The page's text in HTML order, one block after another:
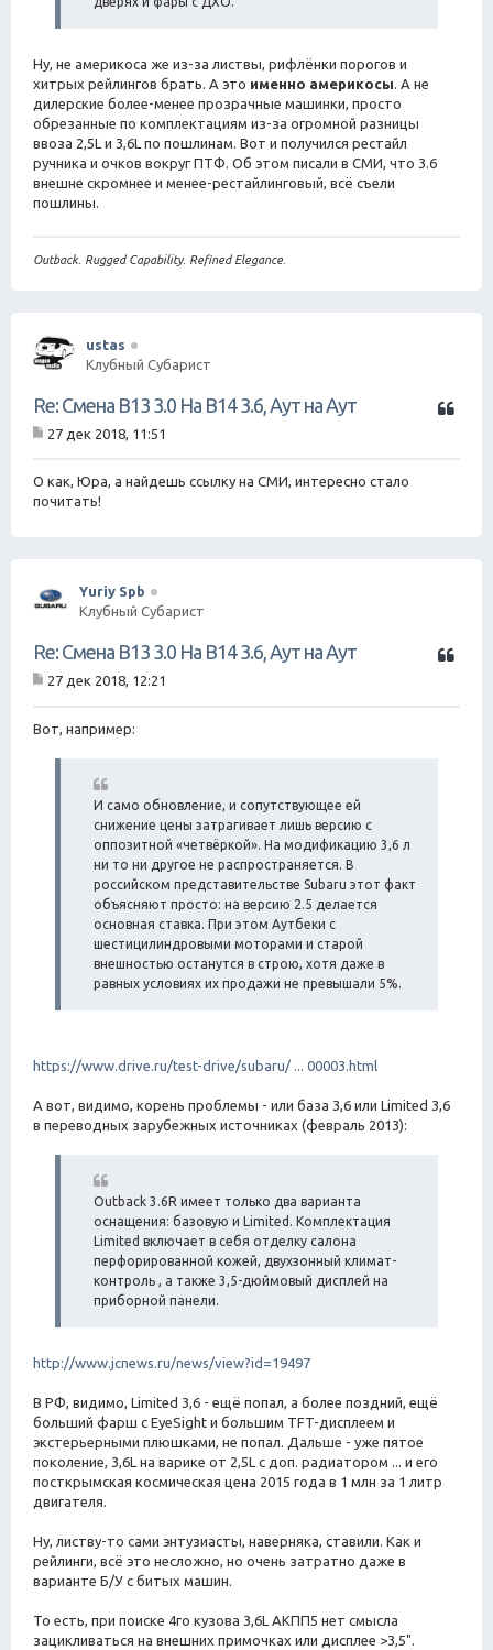
Ну, не америкоса же из-за листвы, рифлёнки порогов и
хитрых рейлингов брать. А это именно америкосы . А не
дилерские более-менее прозрачные машинки, просто
обрезанные по комплектациям из-за огромной разницы
ввоза 2,5L и 3,6L по пошлинам. Вот и получился рестайл
ручника и очков вокруг ПТФ. Об этом писали в СМИ, что 3.6
внешне скромнее и менее-рестайлинговый, всё съели
пошлины.
Outback. Rugged Capability. Refined Elegance.
ustas
Клубный Субарист
Ц
Re: Смена B13 3.0 На B14 3.6, Аут на Аут
о
б
27 дек 2018, 11:51
О как, Юра, а найдешь ссылку на СМИ, интересно стало
почитать!
Yuriy Spb
Клубный Субарист
Ц
Re: Смена B13 3.0 На B14 3.6, Аут на Аут
о
27 дек 2018, 12:21
Вот, например:
И само обновление, и сопутствующее ей
снижение цены затрагивает лишь версию с
оппозитной «четвёркой». На модификацию 3,6 л
ни то ни другое не распространяется. В
российском представительстве Subaru этот факт
объясняют просто: на версию 2.5 делается
основная ставка. При этом Аутбеки с
шестицилиндровыми моторами и старой
внешностью останутся в строю, хотя даже в
равных условиях их продажи не превышали 5%.
https://www.drive.ru/test-drive/subaru/ ... 00003.html
А вот, видимо, корень проблемы - или база 3,6 или Limited 3,6
в переводных зарубежных источниках (февраль 2013):
Outback 3.6R имеет только два варианта
оснащения: базовую и Limited. Комплектация
Limited включает в себя отделку салона
перфорированной кожей, двухзонный климат-
контроль , а также 3,5-дюймовый дисплей на
приборной панели.
http://www.jcnews.ru/news/view?id=19497
В РФ, видимо, Limited 3,6 - ещё попал, а более поздний, ещё
больший фарш с EyeSight и большим TFT-дисплеем и
экстерьерными плюшками, не попал. Дальше - уже пятое
поколение, 3,6L на варике от 2,5L с доп. радиатором ... и его
посткрымская космическая цена 2015 года в 1 млн за 1 литр
двигателя.
Ну, листву-то сами энтузиасты, наверняка, ставили. Как и
рейлинги, всё это несложно, но очень затратно даже в
варианте Б/У с битых машин.
То есть, при поиске 4го кузова 3,6L АКПП5 нет смысла
зацикливаться на внешних примочках или дисплее >3,5".